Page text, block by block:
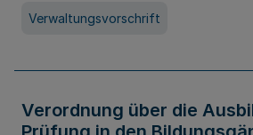
Verwaltungsvorschrift
Verordnung über die